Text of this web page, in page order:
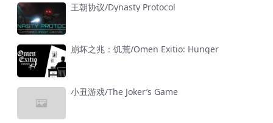
王朝协议/Dynasty Protocol
崩坏之兆：饥荒/Omen Exitio: Hunger
小丑游戏/The Joker’s Game